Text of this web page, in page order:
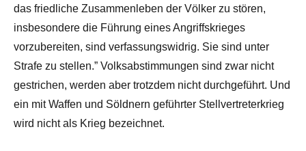
das friedliche Zusammenleben der Völker zu stören,
insbesondere die Führung eines Angriffskrieges
vorzubereiten, sind verfassungswidrig. Sie sind unter
Strafe zu stellen.” Volksabstimmungen sind zwar nicht
gestrichen, werden aber trotzdem nicht durchgeführt. Und
ein mit Waffen und Söldnern geführter Stellvertreterkrieg
wird nicht als Krieg bezeichnet.